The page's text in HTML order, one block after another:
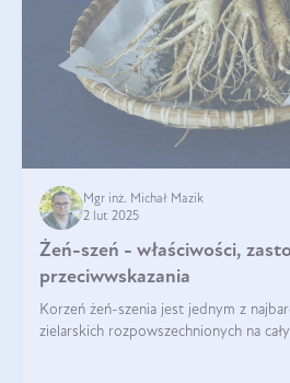
Mgr inż. Michał Mazik
2 lut 2025
Żeń-szeń - właściwości,
przeciwwskazania
Korzeń żeń-szenia jest jednym z
zielarskich rozpowszechnionych na